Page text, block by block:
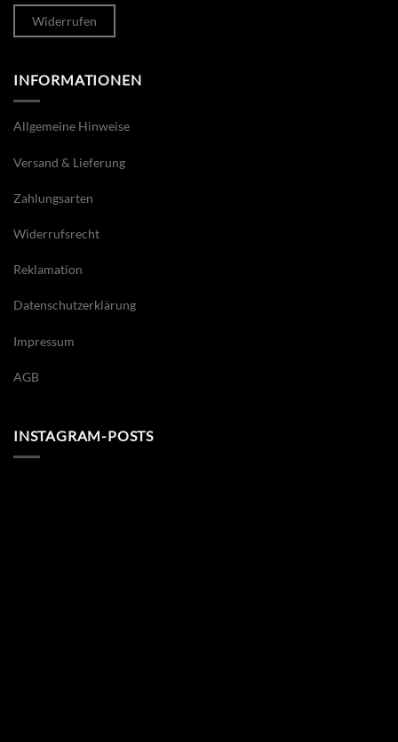
Widerrufen
INFORMATIONEN
Allgemeine Hinweise
Versand & Lieferung
Zahlungsarten
Widerrufsrecht
Reklamation
Datenschutzerklärung
Impressum
AGB
INSTAGRAM-POSTS